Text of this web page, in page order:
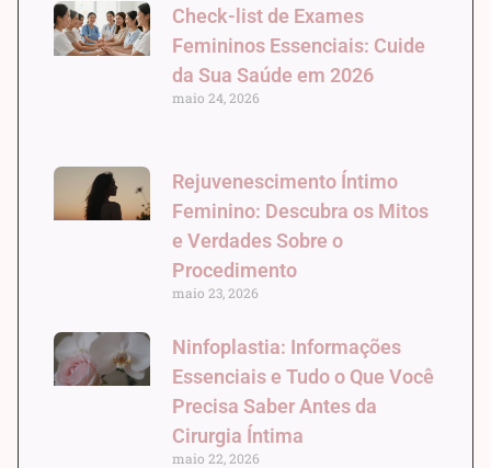
Check-list de Exames
Femininos Essenciais: Cuide
da Sua Saúde em 2026
maio 24, 2026
Rejuvenescimento Íntimo
Feminino: Descubra os Mitos
e Verdades Sobre o
Procedimento
maio 23, 2026
Ninfoplastia: Informações
Essenciais e Tudo o Que Você
Precisa Saber Antes da
Cirurgia Íntima
maio 22, 2026